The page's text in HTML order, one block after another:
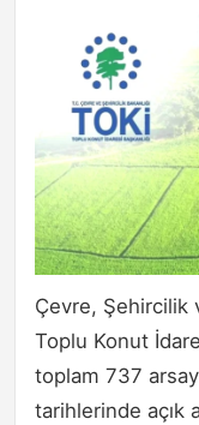
Çevre, Şehircilik
Toplu Konut
toplam 737
tarihlerinde açık